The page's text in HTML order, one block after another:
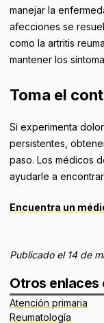
Otros enlaces
Atención primaria
Reumatología
manejar la
afecciones se
como la artritis
mantener los
Toma el
Si experimenta
persistentes,
paso. Los médicos
ayudarle a
Encuentra un
Publicado el 14 de